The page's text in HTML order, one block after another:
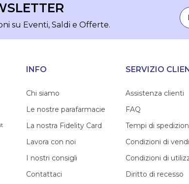
su Eventi, Saldi e Offerte.
INFO
Chi siamo
Le nostre parafarmacie
La nostra Fidelity Card
Lavora con noi
I nostri consigli
Contattaci
SERVIZIO
Assistenza clienti
FAQ
Tempi di
Condizioni di
Condizioni di
Diritto di recesso